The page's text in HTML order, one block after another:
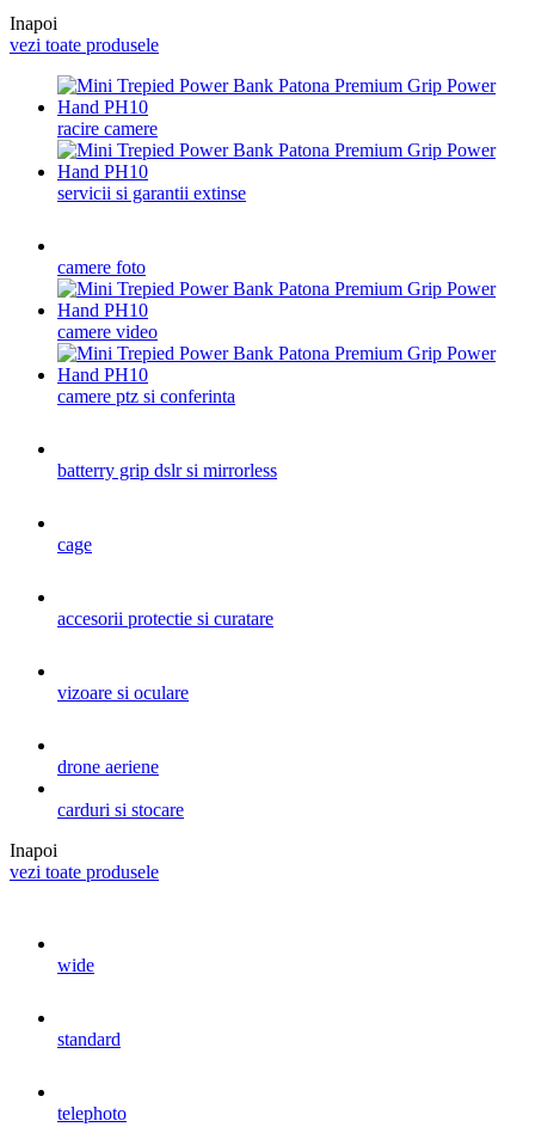
Inapoi
vezi toate produsele
racire camere
servicii si garantii extinse
camere foto
camere video
camere ptz si conferinta
batterry grip dslr si mirrorless
cage
accesorii protectie si curatare
vizoare si oculare
drone aeriene
carduri si stocare
Inapoi
vezi toate produsele
wide
standard
telephoto